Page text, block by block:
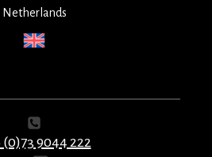
Netherlands
(0)73 9044 222